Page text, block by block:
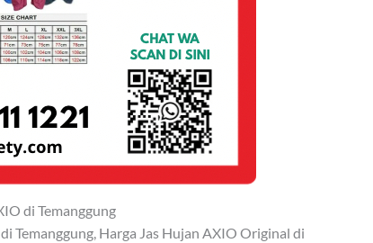
di Temanggung
Temanggung, Harga Jas Hujan AXIO Original di